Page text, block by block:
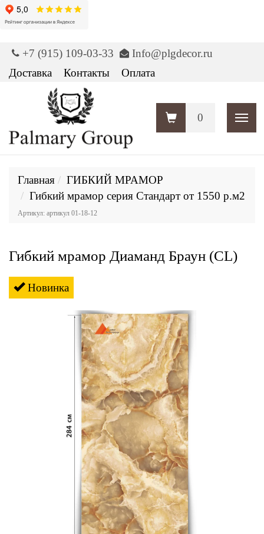
+7 (915) 109-03-33
Info@plgdecor.ru
Доставка
Контакты Оплата
0
Главная
ГИБКИЙ МРАМОР
Гибкий мрамор серия Стандарт от 1550 р.м2
Артикул: артикул 01-18-12
Гибкий мрамор Диаманд Браун (CL)
Новинка